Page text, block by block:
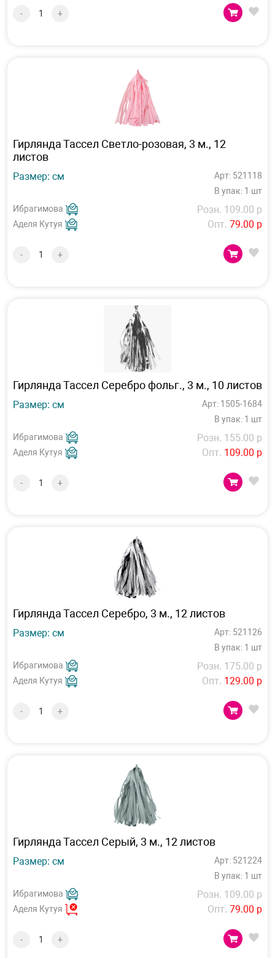
- +
Гирлянда Тассел Светло-розовая, 3 м., 12
листов
Размер: см
Арт: 521118
В упак: 1 шт
Ибрагимова
Аделя Кутуя
Розн. 109.00 р
Опт. 79.00 р
- +
Гирлянда Тассел Серебро фольг., 3 м., 10 листов
Размер: см
Арт: 1505-1684
В упак: 1 шт
Ибрагимова
Аделя Кутуя
Розн. 155.00 р
Опт. 109.00 р
- +
Гирлянда Тассел Серебро, 3 м., 12 листов
Размер: см
Арт: 521126
В упак: 1 шт
Ибрагимова
Аделя Кутуя
Розн. 175.00 р
Опт. 129.00 р
- +
Гирлянда Тассел Серый, 3 м., 12 листов
Размер: см
Арт: 521224
В упак: 1 шт
Ибрагимова
Аделя Кутуя
Розн. 109.00 р
Опт. 79.00 р
- +